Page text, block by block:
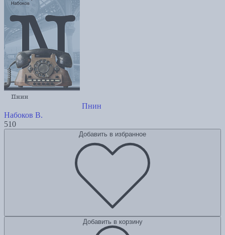
Пнин
Набоков В.
510
Добавить в избранное
Добавить в корзину